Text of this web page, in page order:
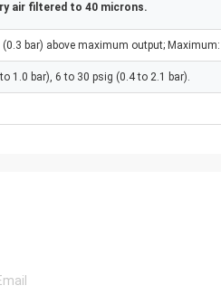
air filtered to 40 microns.
bar) above maximum output;
1.0 bar), 6 to 30 psig (0.4 to 2.1 bar).